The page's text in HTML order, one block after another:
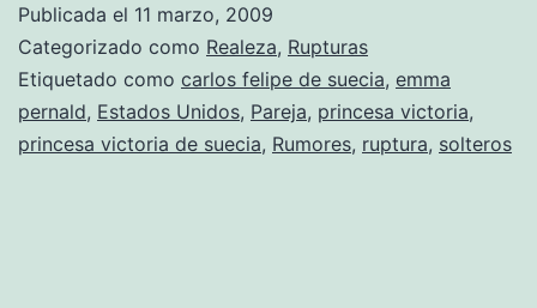
Felipe
de
Suecia
está
Publicada el 11 marzo, 2009
Categorizado como Realeza, Rupturas
Etiquetado como carlos felipe de suecia, emma
pernald, Estados Unidos, Pareja, princesa victoria,
princesa victoria de suecia, Rumores, ruptura, solteros